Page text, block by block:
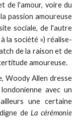
de l'amour, voire du
passion amoureuse
sociale, de l'autre
la société ») réalise-
de la raison et de
amoureuse.
Woody Allen dresse
avec un
une certaine
deLa cérémonie